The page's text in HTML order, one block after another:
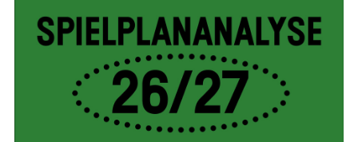
JOiNNord
Gosuto House